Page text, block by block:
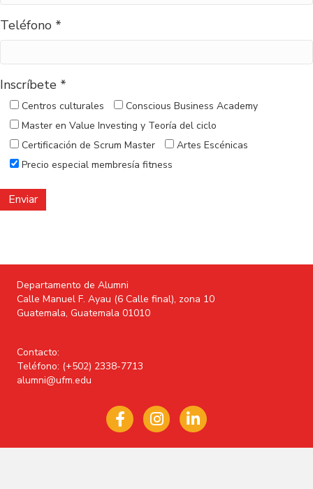
Teléfono *
Inscríbete *
Centros culturales
Conscious Business Academy
Master en Value Investing y Teoría del ciclo
Certificación de Scrum Master
Artes Escénicas
Precio especial membresía fitness
Departamento de Alumni
Calle Manuel F. Ayau (6 Calle final), zona 10
Guatemala, Guatemala 01010
Contacto:
Teléfono: (+502) 2338-7713
alumni@ufm.edu